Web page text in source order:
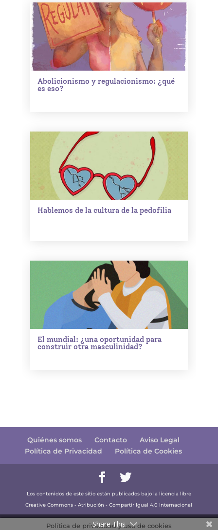
Abolicionismo y regulacionismo: ¿qué
es eso?
Hablemos de la cultura de la pedofilia
El mundial: ¿una oportunidad para
construir otra masculinidad?
Quiénes somos Contacto
Aviso Legal
Política de Privacidad
Política de Cookies
Los contenidos de este sitio están publicados bajo la licencia libre
Creative Commons - Atribución - Compartir Igual 4.0 Internacional
Política de privacidad y uso de cookies
Share This